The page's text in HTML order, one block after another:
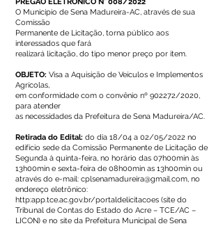
O Município de Sena Madureira-AC, através de sua
Comissão
Permanente de Licitação, torna público aos
interessados que fará
realizará licitação, do tipo menor preço por item.
OBJETO: Visa a Aquisição de Veículos e Implementos
Agrícolas,
em conformidade com o convênio nº 902272/2020,
para atender
as necessidades da Prefeitura de Sena Madureira/AC.
Retirada do Edital: do dia 18/04 a 02/05/2022 no
edifício sede da Comissão Permanente de Licitação de
Segunda à quinta-feira, no horário das 07h00min às
13h00min e sexta-feira de 08h00min as 13h00min ou
através do e-mail: cplsenamadureira@gmail.com, no
endereço eletrônico:
http:app.tce.ac.gov.br/portaldelicitacoes (site do
Tribunal de Contas do Estado do Acre – TCE/AC –
LICON) e no site da Prefeitura Municipal de Sena